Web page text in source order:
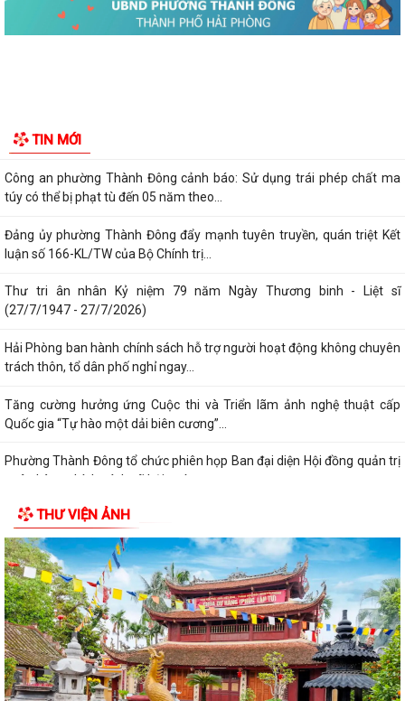
TIN MỚI
Phường Thành Đông tăng cương phân loại chất thải rắn sinh hoạt tại
nguồn: Hành động nhỏ, ý nghĩa...
cứu, học tập, quán triệt và triển...
Công an phường Thành Đông cảnh báo: Sử dụng trái phép chất ma
túy có thể bị phạt tù đến 05 năm theo...
Đảng ủy phường Thành Đông đẩy mạnh tuyên truyền, quán triệt Kết
luận số 166-KL/TW của Bộ Chính trị...
Thư tri ân nhân Kỷ niệm 79 năm Ngày Thương binh - Liệt sĩ
(27/7/1947 - 27/7/2026)
Hải Phòng ban hành chính sách hỗ trợ người hoạt động không chuyên
trách thôn, tổ dân phố nghỉ ngay...
Tăng cường hưởng ứng Cuộc thi và Triển lãm ảnh nghệ thuật cấp
Quốc gia “Tự hào một dải biên cương”...
Phường Thành Đông tổ chức phiên họp Ban đại diện Hội đồng quản trị
ngân hàng chính sách xã hội quý...
Hơn 1.600 đoàn viên, người lao động trên địa bàn phường Thành Đông
tham gia bữa cơm công đoàn
Đảng ủy phường Thành Đông tổ chức lớp bồi dưỡng Lý luận chính trị
hè năm 2026 cho đội ngũ giáo viên
Phường Thành Đông tri ân Người có công
Công an phường Thành Đông dâng hương tại Di tích Nhà tù Hải Dương
nhân kỷ niệm 79 năm Ngày Thương...
THƯ VIỆN ẢNH